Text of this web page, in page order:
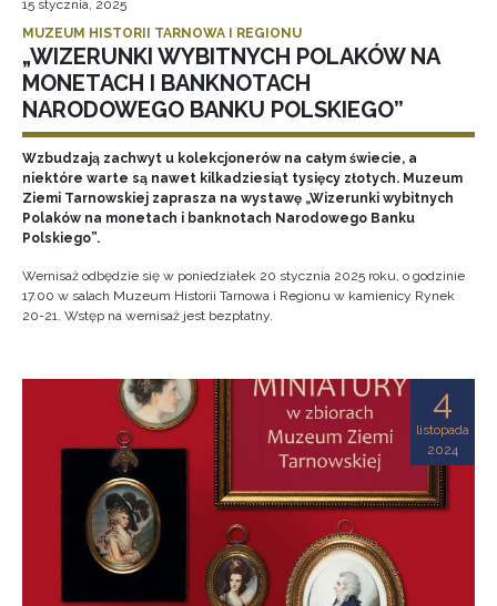
15 stycznia, 2025
MUZEUM HISTORII TARNOWA I REGIONU
„WIZERUNKI WYBITNYCH POLAKÓW NA
MONETACH I BANKNOTACH
NARODOWEGO BANKU POLSKIEGO”
Wzbudzają zachwyt u kolekcjonerów na całym świecie, a
niektóre warte są nawet kilkadziesiąt tysięcy złotych. Muzeum
Ziemi Tarnowskiej zaprasza na wystawę „Wizerunki wybitnych
Polaków na monetach i banknotach Narodowego Banku
Polskiego”.
Wernisaż odbędzie się w poniedziałek 20 stycznia 2025 roku, o godzinie
17.00 w salach Muzeum Historii Tarnowa i Regionu w kamienicy Rynek
20-21. Wstęp na wernisaż jest bezpłatny.
4
listopada
2024